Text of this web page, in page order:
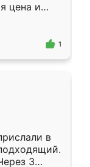
цена и
1
в
3